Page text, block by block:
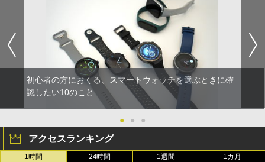
初心者の方におくる、スマートウォッチを選ぶときに確
認したい10のこと
● ● ●
アクセスランキング
1時間 24時間 1週間 1カ月